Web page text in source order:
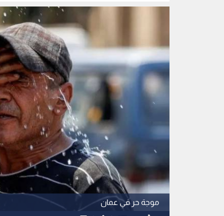
موجة حر في عمان